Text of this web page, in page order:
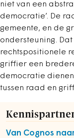
niet van een
democratie’. De
gemeente, en de
ondersteuning.
rechtspositionele
griffier een
democratie
tussen raad en
Van Cognos